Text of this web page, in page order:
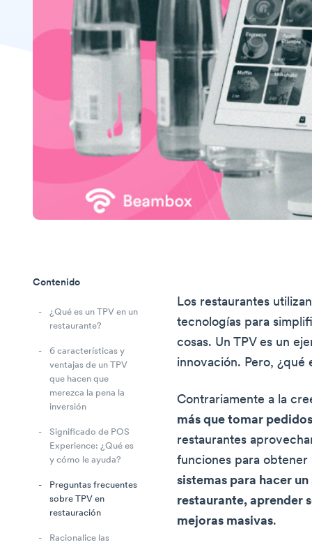
Contenido
¿Qué es un TPV en un
restaurante?
6 características y
ventajas de un TPV
que hacen que
merezca la pena la
inversión
Significado de POS
Experience: ¿Qué es
y cómo le ayuda?
Preguntas frecuentes
sobre TPV en
restauración
Racionalice las
Los restaurantes
tecnologías para
cosas. Un TPV es un
innovación. Pero, ¿qué
Contrariamente a la
más que tomar
restaurantes
funciones para
sistemas para hacer
restaurante, aprender
mejoras masivas.